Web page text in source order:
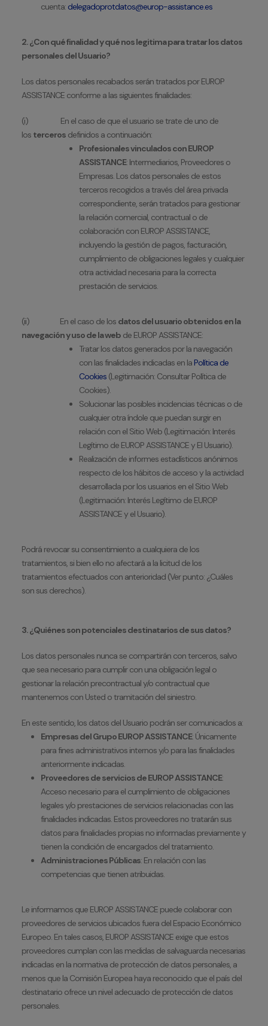
cuenta: delegadoprotdatos@europ-assistance.es
2. ¿Con qué finalidad y qué nos legitima para tratar los datos
personales del Usuario?
Los datos personales recabados serán tratados por EUROP
ASSISTANCE conforme a las siguientes finalidades:
(i) En el caso de que el usuario se trate de uno de
los terceros definidos a continuación:
Profesionales vinculados con EUROP
ASSISTANCE: Intermediarios, Proveedores o
Empresas. Los datos personales de estos
terceros recogidos a través del área privada
correspondiente, serán tratados para gestionar
la relación comercial, contractual o de
colaboración con EUROP ASSISTANCE,
incluyendo la gestión de pagos, facturación,
cumplimiento de obligaciones legales y cualquier
otra actividad necesaria para la correcta
prestación de servicios.
(ii) En el caso de los datos del usuario obtenidos en la
navegación y uso de la web de EUROP ASSISTANCE:
Tratar los datos generados por la navegación
con las finalidades indicadas en laPolítica de
Cookies (Legitimación: Consultar Política de
Cookies).
Solucionar las posibles incidencias técnicas o de
cualquier otra índole que puedan surgir en
relación con el Sitio Web (Legitimación: Interés
Legítimo de EUROP ASSISTANCE y El Usuario).
Realización de informes estadísticos anónimos
respecto de los hábitos de acceso y la actividad
desarrollada por los usuarios en el Sitio Web
(Legitimación: Interés Legítimo de EUROP
ASSISTANCE y el Usuario).
Podrá revocar su consentimiento a cualquiera de los
tratamientos, si bien ello no afectará a la licitud de los
tratamientos efectuados con anterioridad (Ver punto: ¿Cuáles
son sus derechos).
3. ¿Quiénes son potenciales destinatarios de sus datos?
Los datos personales nunca se compartirán con terceros, salvo
que sea necesario para cumplir con una obligación legal o
gestionar la relación precontractual y/o contractual que
mantenemos con Usted o tramitación del siniestro.
En este sentido, los datos del Usuario podrán ser comunicados a:
Empresas del Grupo EUROP ASSISTANCE: Únicamente
para fines administrativos internos y/o para las finalidades
anteriormente indicadas.
Proveedores de servicios de EUROP ASSISTANCE:
Acceso necesario para el cumplimiento de obligaciones
legales y/o prestaciones de servicios relacionadas con las
finalidades indicadas. Estos proveedores no tratarán sus
datos para finalidades propias no informadas previamente y
tienen la condición de encargados del tratamiento.
Administraciones Públicas: En relación con las
competencias que tienen atribuidas.
Le informamos que EUROP ASSISTANCE puede colaborar con
proveedores de servicios ubicados fuera del Espacio Económico
Europeo. En tales casos, EUROP ASSISTANCE exige que estos
proveedores cumplan con las medidas de salvaguarda necesarias
indicadas en la normativa de protección de datos personales, a
menos que la Comisión Europea haya reconocido que el país del
destinatario ofrece un nivel adecuado de protección de datos
personales.